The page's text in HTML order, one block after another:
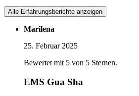
Alle Erfahrungsberichte anzeigen
Marilena
25. Februar 2025
Bewertet mit 5 von 5 Sternen.
EMS Gua Sha